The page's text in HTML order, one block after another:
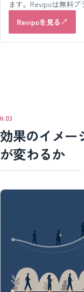
ます。Revipoは無料プ
Revipoを見る
効果のイメー
が変わるか